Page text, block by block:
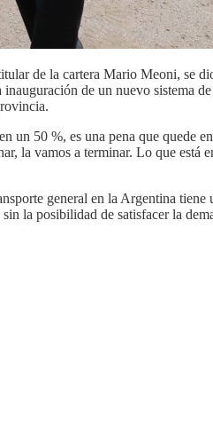
de la cartera Mario Meoni, se
de un nuevo sistema
50 %, es una pena que quede
la vamos a terminar. Lo que está
general en la Argentina
la posibilidad de satisfacer la